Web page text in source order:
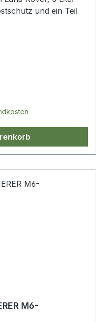
und ein Teil
M6-